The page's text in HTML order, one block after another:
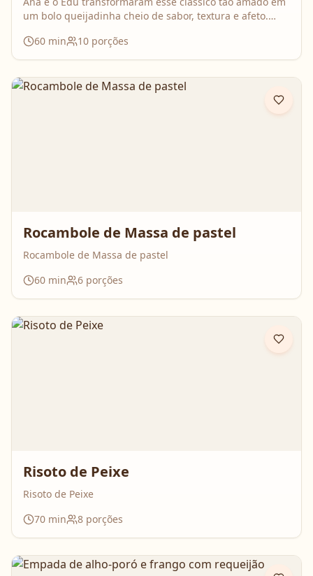
um bolo queijadinha cheio de sabor, textura e afeto.
que surpreende no resultado e perfuma a casa inteira
enquanto assa. Aperte o play, acompanhe o passo a
impossível de resistir 💛
60 min 10 porções
Rocambole de Massa de pastel
Rocambole de Massa de pastel
60 min 6 porções
Risoto de Peixe
Risoto de Peixe
70 min 8 porções